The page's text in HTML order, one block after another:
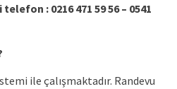
: 0216 471 59 56 – 0541
ile çalışmaktadır. Randevu